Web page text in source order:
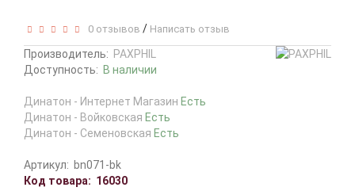
0 отзывов / Написать отзыв
Производитель: PAXPHIL
Доступность: В наличии
Динатон - Интернет Магазин Есть
Динатон - Войковская Есть
Динатон - Семеновская Есть
Артикул: bn071-bk
Код товара: 16030